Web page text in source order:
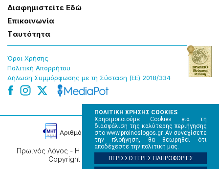
ΠΟΛΙΤΙΚΗ ΧΡΗΣΗΣ COOKIES
Χρησιμοποιούμε Cookies για τη
διασφάλιση της καλύτερης περιήγησης
στο www.proinoslogos.gr. Αν συνεχίσετε
την πλοήγηση, θα θεωρηθεί ότι
αποδέχεστε την πολιτική μας.
ΠΕΡΙΣΣΟΤΕΡΕΣ ΠΛΗΡΟΦΟΡΙΕΣ
Δɩαφημɩστείτε Εδώ
Επɩκοɩνωνία
Tαυτότητα
Όροɩ Χρήσης
Πολɩτɩκή Απορρήτου
Δήλωση Συμμόρφωσης με τη Σύσταση (ΕΕ) 2018/334
Πρωινός Λόγος - Η καθημερινή εφημερίδα της Ηπείρου,
Copyright © 2026, All rights reserved.
Αρɩθμός Πɩστοποίησης Μ.Η.Τ. 220242